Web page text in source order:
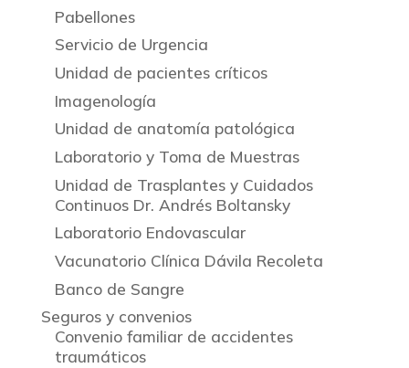
Pabellones
Servicio de Urgencia
Unidad de pacientes críticos
Imagenología
Unidad de anatomía patológica
Laboratorio y Toma de Muestras
Unidad de Trasplantes y Cuidados
Continuos Dr. Andrés Boltansky
Laboratorio Endovascular
Vacunatorio Clínica Dávila Recoleta
Banco de Sangre
Seguros y convenios
Convenio familiar de accidentes
traumáticos